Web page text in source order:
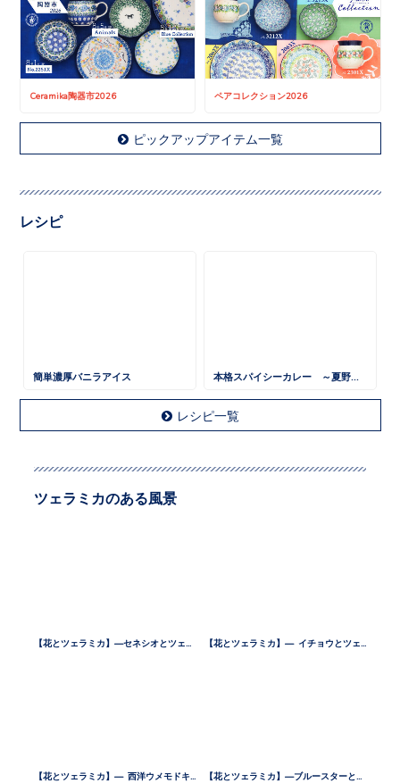
Ceramika陶器市2026 ペアコレクション2026
ピックアップアイテム一覧
レシピ
簡単濃厚バニラアイス 本格スパイシーカレー ～夏野菜と一緒に～
レシピ一覧
ツェラミカのある風景